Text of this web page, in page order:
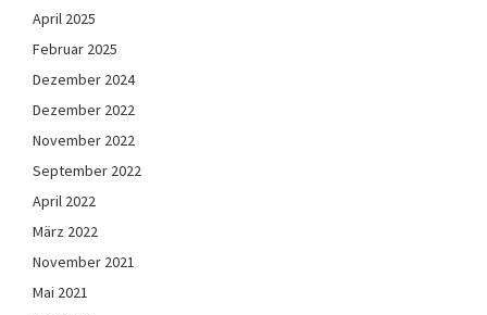
April 2025
Februar 2025
Dezember 2024
Dezember 2022
November 2022
September 2022
April 2022
März 2022
November 2021
Mai 2021